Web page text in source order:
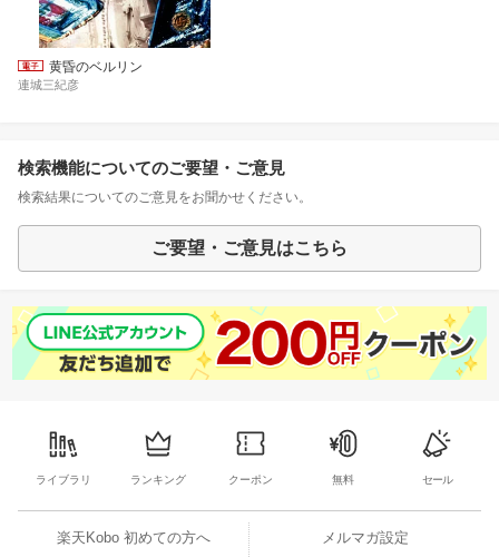
黄昏のベルリン
連城三紀彦
検索機能についてのご要望・ご意見
検索結果についてのご意見をお聞かせください。
ご要望・ご意見はこちら
ライブラリ ランキング クーポン 無料 セール
楽天Kobo 初めての方へ メルマガ設定